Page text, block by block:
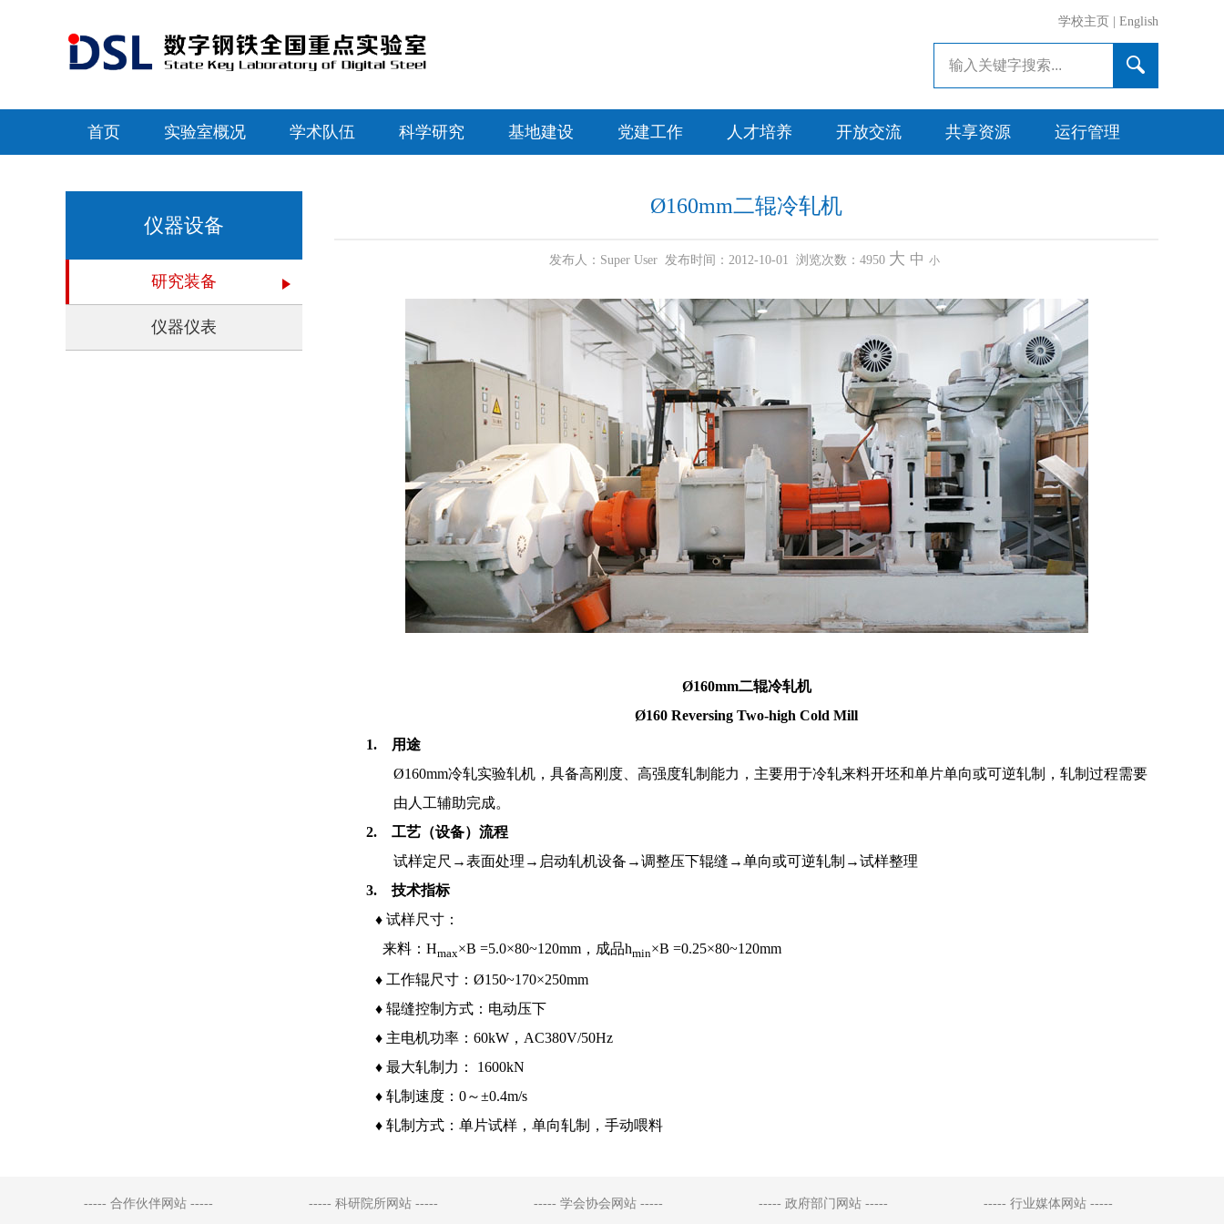
学校主页 English
首页 实验室概况 学术队伍 科学研究 基地建设 党建工作 人才培养 开放交流 共享资源 运行管理
仪器设备
研究装备
仪器仪表
Ø160mm二辊冷轧机
发布人：Super User 发布时间：2012-10-01 浏览次数： 4950 大 中 小
Ø160mm二辊冷轧机
Ø160 Reversing Two-high Cold Mill
1. 用途
Ø160mm冷轧实验轧机，具备高刚度、高强度轧制能力，主要用于冷轧来料开坯和单片单向或可逆轧制，轧制过程需要
由人工辅助完成。
2. 工艺（设备）流程
试样定尺→表面处理→启动轧机设备→调整压下辊缝→单向或可逆轧制→试样整理
3. 技术指标
♦ 试样尺寸：
来料：Hmax×B =5.0×80~120mm，成品hmin×B =0.25×80~120mm
♦ 工作辊尺寸：Ø150~170×250mm
♦ 辊缝控制方式：电动压下
♦ 主电机功率：60kW，AC380V/50Hz
♦ 最大轧制力： 1600kN
♦ 轧制速度：0～±0.4m/s
♦ 轧制方式：单片试样，单向轧制，手动喂料
----- 合作伙伴网站 ----- ----- 科研院所网站 ----- ----- 学会协会网站 ----- ----- 政府部门网站 ----- ----- 行业媒体网站 -----